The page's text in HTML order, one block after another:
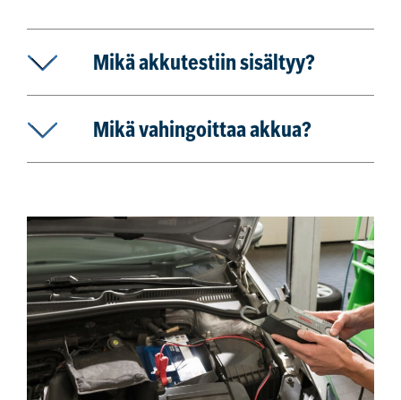
Mikä akkutestiin sisältyy?
Mikä vahingoittaa akkua?